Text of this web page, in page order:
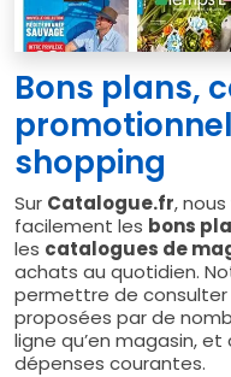
Bons plans,
shopping
Sur Catalogue.fr,
facilement les bons
les catalogues de
achats au quotidien.
permettre de
proposées par de
ligne qu’en magasin,
dépenses courantes.